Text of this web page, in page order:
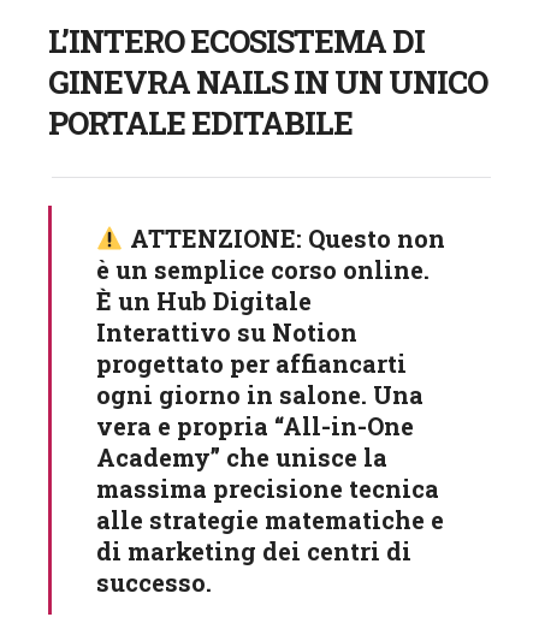
L’INTERO ECOSISTEMA DI
GINEVRA NAILS IN UN UNICO
PORTALE EDITABILE
ATTENZIONE: Questo non
è un semplice corso online.
È un Hub Digitale
Interattivo su Notion
progettato per affiancarti
ogni giorno in salone. Una
vera e propria “All-in-One
Academy” che unisce la
massima precisione tecnica
alle strategie matematiche e
di marketing dei centri di
successo.